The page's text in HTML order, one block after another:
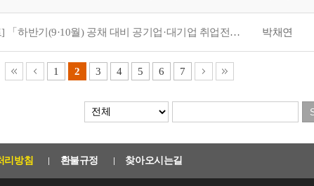
[MJ대학일자리플러스센터X위포트] 「하반기(9·10월) 공채 대비 공기업·대기업 취업전략 집중특강」 참여자 모집 박채연
1 2 3 4 5 6 7
리방침 환불규정 찾아오시는길